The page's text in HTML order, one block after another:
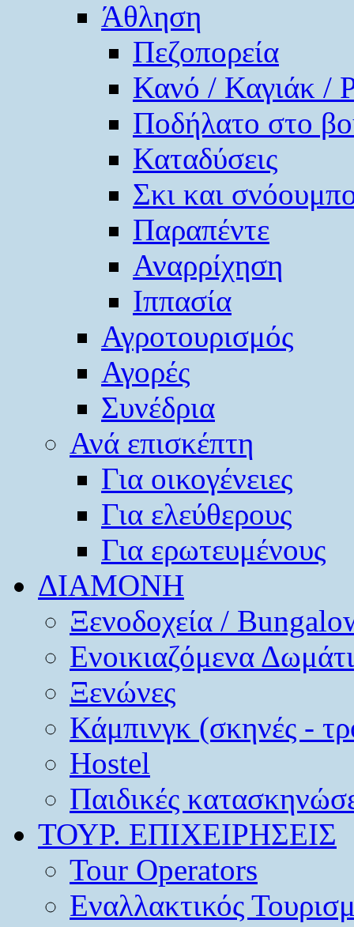
Άθληση
Πεζοπορεία
Κανό / Καγιάκ /
Ποδήλατο στο
Καταδύσεις
Σκι και
Παραπέντε
Αναρρίχηση
Ιππασία
Αγροτουρισμός
Αγορές
Συνέδρια
Ανά επισκέπτη
Για οικογένειες
Για ελεύθερους
Για ερωτευμένους
ΔΙΑΜΟΝΗ
Ξενοδοχεία /
Ενοικιαζόμενα
Ξενώνες
Κάμπινγκ (σκηνές -
Hostel
Παιδικές
ΤΟΥΡ. ΕΠΙΧΕΙΡΗΣΕΙΣ
Tour Operators
Εναλλακτικός